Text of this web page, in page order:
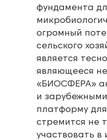
фундамента
огромный
сельского
является
являющееся
«БИОСФЕРА»
и
платформу
стремится не
участвовать в